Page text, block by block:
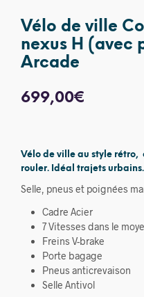
Vélo de ville
nexus H (avec
Arcade
699,00€
Vélo de ville au style
rouler. Idéal trajets urbains.
Selle, pneus et poignées
Cadre Acier
7 Vitesses dans le
Freins V-brake
Porte bagage
Pneus anticrevaison
Selle Antivol